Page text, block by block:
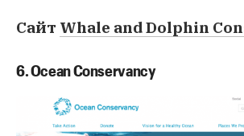
Сайт Whale and Dolphin
6. Ocean Conservancy